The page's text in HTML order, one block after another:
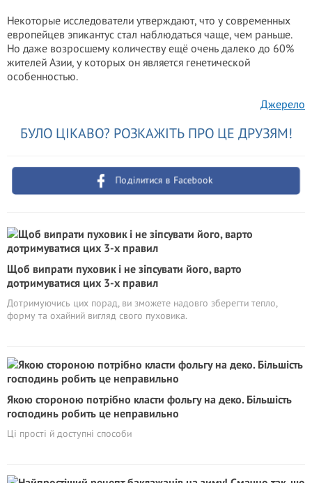
Некоторые исследователи утверждают, что у современных
европейцев эпикантус стал наблюдаться чаще, чем раньше.
Но даже возросшему количеству ещё очень далеко до 60%
жителей Азии, у которых он является генетической
особенностью.
Джерело
БУЛО ЦІКАВО? РОЗКАЖІТЬ ПРО ЦЕ ДРУЗЯМ!
Поділитися в Facebook
Щоб випрати пуховик і не зіпсувати його, варто
дотримуватися цих 3-х правил
Дотримуючись цих порад, ви зможете надовго зберегти тепло,
форму та охайний вигляд свого пуховика.
Якою стороною потрібно класти фольгу на деко. Більшість
господинь робить це неправильно
Ці прості й доступні способи